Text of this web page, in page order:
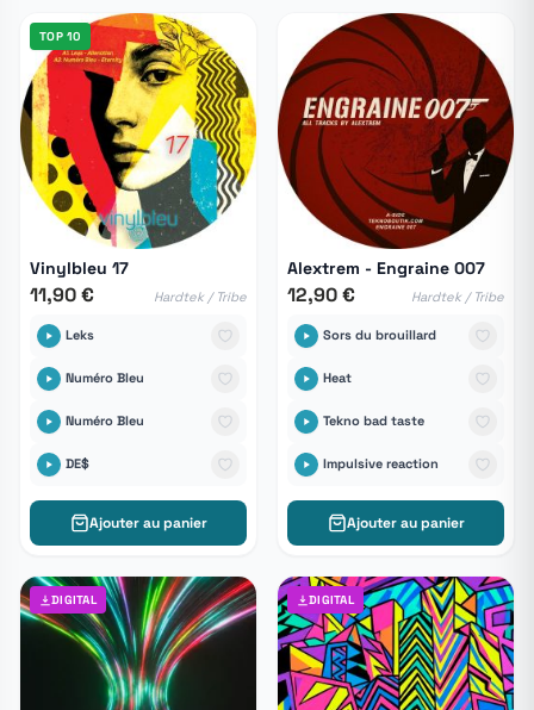
TOP 10
Vinylbleu 17
11,90 € Hardtek / Tribe
Leks
Numéro Bleu
Numéro Bleu
DE$
Ajouter au panier
Alextrem - Engraine 007
12,90 € Hardtek / Tribe
Sors du brouillard
Heat
Tekno bad taste
Impulsive reaction
Ajouter au panier
DIGITAL DIGITAL